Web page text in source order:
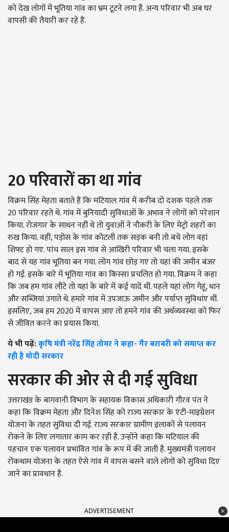
को देख लोगों में भूतिया गांव का भ्रम टूटने लगा है. अन्य परिवार भी अब घर
वापसी की तैयारी कर रहे हैं.
20परिवारों का था गांव
विक्रम सिंह मेहता बताते हैं कि मटियाल गांव में करीब दो दशक पहले तक
20 परिवार रहते थे. गांव में बुनियादी सुविधाओं के अभाव ने लोगों को परेशान
किया. रोजगार के साधन नहीं थे तो युवाओं ने नौकरी के लिए मेट्रो शहरों का
रुख किया. वहीं, पड़ोस के गांव कोटली तक सड़क बनी तो बचे लोग वहां
शिफ्ट हो गए. पांच साल इस गांव से आखिरी परिवार भी चला गया. इसके
बाद से यह गांव भूतिया बन गया. लोग गांव छोड़ गए तो यहां की जमीन बंजर
हो गई. इसके बारे में भूतिया गांव का किस्सा प्रचलित हो गया. विक्रम ने कहा
कि जब हम गांव लौटे तो यहां के बारे में कई यादें थीं. पहले यहां लोग गेहूं, धान
और सब्जियां उगाते थे. हमारे गांव में उपजाऊ जमीन और पर्याप्त सुविधांए थीं.
इसलिए, जब हम 2020 में वापस आए तो हमने गांव की अर्थव्यवस्था को फिर
से जीवित करने का प्रयास किया.
ये भी पढ़ें:कृषि मंत्री नरेंद्र सिंह तोमर ने कहा- गैर बराबरी को समाप्त कर
रही है मोदी सरकार
सरकार की ओर से दी गई सुविधा
उत्तराखंड के बागवानी विभाग के सहायक विकास अधिकारी गौरव पंत ने
कहा कि विक्रम मेहता और दिनेश सिंह को राज्य सरकार के एंटी-माइग्रेशन
योजना के तहत सुविधा दी गई. राज्य सरकार ग्रामीण इलाकों से पलायन
रोकने के लिए लगातार काम कर रही है. उन्होंने कहा कि मटियाल की
पहचान एक पलायन प्रभावित गांव के रूप में की जाती है. मुख्यमंत्री पलायन
रोकथाम योजना के तहत ऐसे गांव में वापस बसने वाले लोगों को सुविधा दिए
जाने का प्रावधान है.
ADVERTISEMENT